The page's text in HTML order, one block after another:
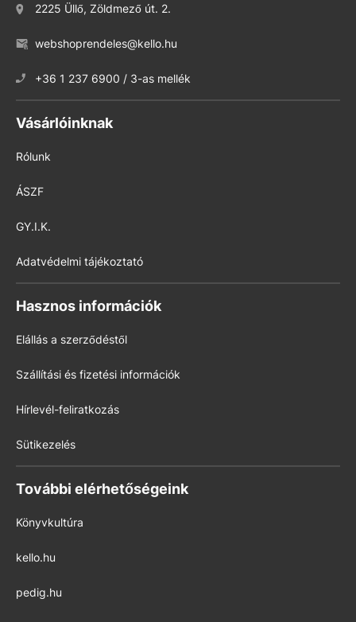
2225 Üllő, Zöldmező út. 2.
webshoprendeles@kello.hu
+36 1 237 6900 / 3-as mellék
Vásárlóinknak
Rólunk
ÁSZF
GY.I.K.
Adatvédelmi tájékoztató
Hasznos információk
Elállás a szerződéstől
Szállítási és fizetési információk
Hírlevél-feliratkozás
Sütikezelés
További elérhetőségeink
Könyvkultúra
kello.hu
pedig.hu